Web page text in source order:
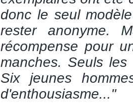
donc le seul
rester anonyme.
récompense pour
manches. Seuls
Six jeunes
d'enthousiasme..."